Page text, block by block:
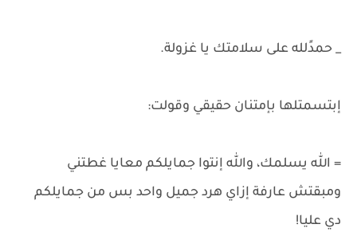
_ حمدًلله على سلامتك يا غزولة.
إبتسمتلها بإمتنان حقيقي وقولت:
= الله يسلمك، والله إنتوا جمايلكم معايا غطتني
ومبقتش عارفة إزاي هرد جميل واحد بس من جمايلكم
دي عليا!